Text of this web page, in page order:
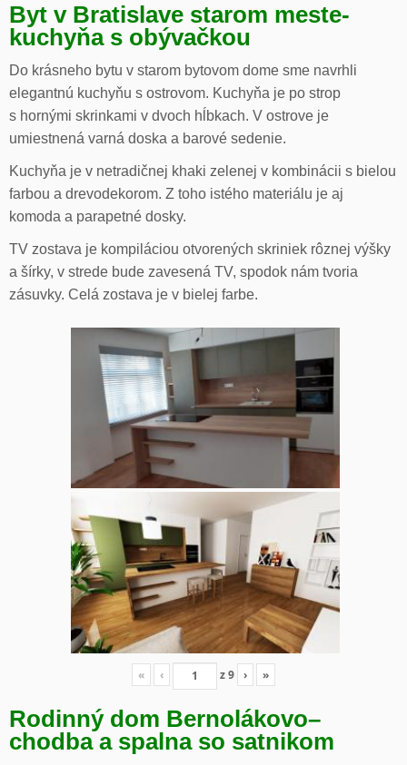
Byt v Bratislave starom meste-
kuchyňa s obývačkou
Do krásneho bytu v starom bytovom dome sme navrhli
elegantnú kuchyňu s ostrovom. Kuchyňa je po strop
s hornými skrinkami v dvoch hĺbkach. V ostrove je
umiestnená varná doska a barové sedenie.
Kuchyňa je v netradičnej khaki zelenej v kombinácii s bielou
farbou a drevodekorom. Z toho istého materiálu je aj
komoda a parapetné dosky.
TV zostava je kompiláciou otvorených skriniek rôznej výšky
a šírky, v strede bude zavesená TV, spodok nám tvoria
zásuvky. Celá zostava je v bielej farbe.
« ‹ z9 › »
Rodinný dom Bernolákovo–
chodba a spalna so satnikom